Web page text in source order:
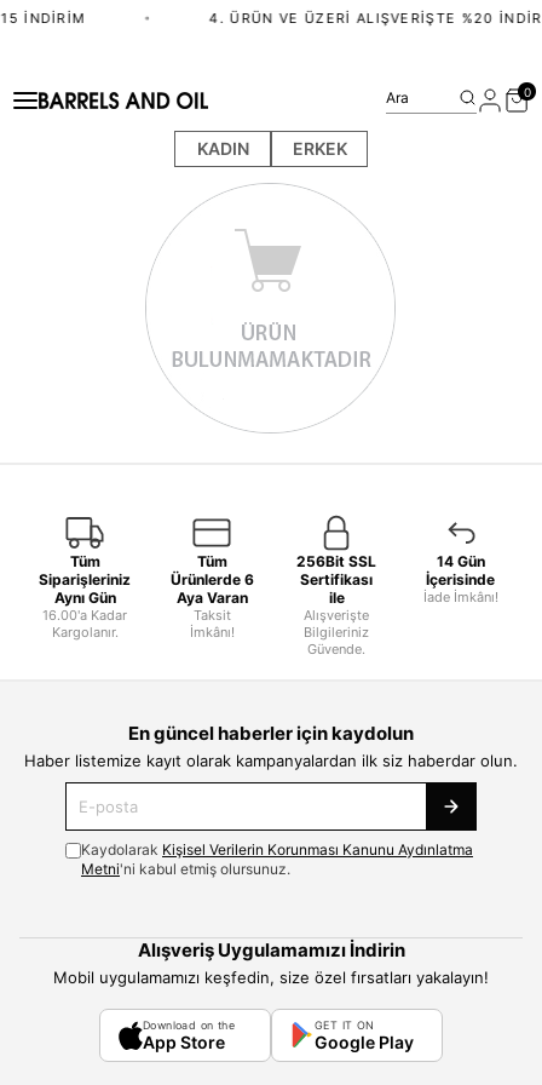
İNDIRIM • 4. ÜRÜN VE ÜZERI ALIŞVERIŞTE %20
KADIN ERKEK
Ara 0
Tüm
Siparişleriniz
Aynı Gün
16.00'a Kadar
Kargolanır.
Tüm
Ürünlerde 6
Aya Varan
Taksit
İmkânı!
256Bit SSL
Sertifikası
ile
Alışverişte
Bilgileriniz
Güvende.
14 Gün
İçerisinde
İade İmkânı!
En güncel haberler için kaydolun
Haber listemize kayıt olarak kampanyalardan ilk siz haberdar olun.
Kaydolarak Kişisel Verilerin Korunması Kanunu Aydınlatma
Metni'ni kabul etmiş olursunuz.
Alışveriş Uygulamamızı İndirin
Mobil uygulamamızı keşfedin, size özel fırsatları yakalayın!
Download on the
App Store
GET IT ON
Google Play